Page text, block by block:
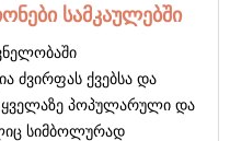
სამკაულებში
ძვირფას ქვებსა და
პოპულარული და
სიმბოლურად